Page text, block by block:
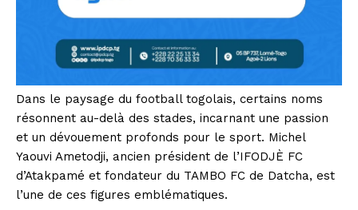
Dans le paysage du football togolais, certains noms
résonnent au-delà des stades, incarnant une passion
et un dévouement profonds pour le sport. Michel
Yaouvi Ametodji, ancien président de l’IFODJÈ FC
d’Atakpamé et fondateur du TAMBO FC de Datcha, est
l’une de ces figures emblématiques.